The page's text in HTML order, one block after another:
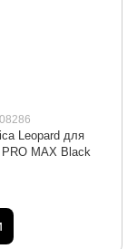
Leopard для
MAX Black